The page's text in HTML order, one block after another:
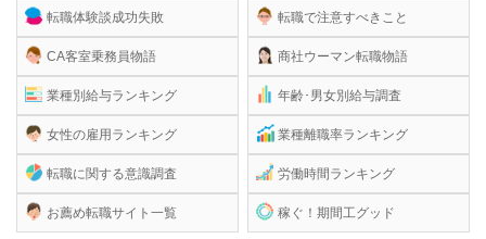
転職体験談成功失敗
CA客室乗務員物語
業種別給与ランキング
女性の雇用ランキング
転職に関する意識調査
お薦め転職サイト一覧
転職で注意すべきこと
商社ウーマン転職物語
年齢･男女別給与調査
業種離職率ランキング
労働時間ランキング
稼ぐ！期間工グッド